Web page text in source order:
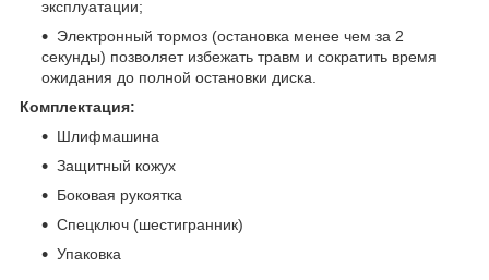
эксплуатации;
Электронный тормоз (остановка менее чем за 2
секунды) позволяет избежать травм и сократить время
ожидания до полной остановки диска.
Комплектация:
Шлифмашина
Защитный кожух
Боковая рукоятка
Спецключ (шестигранник)
Упаковка